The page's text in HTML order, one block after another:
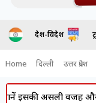
देश-विदेश
Home दिल्ली उत्तर प्रदेश
इसकी असली वजह और